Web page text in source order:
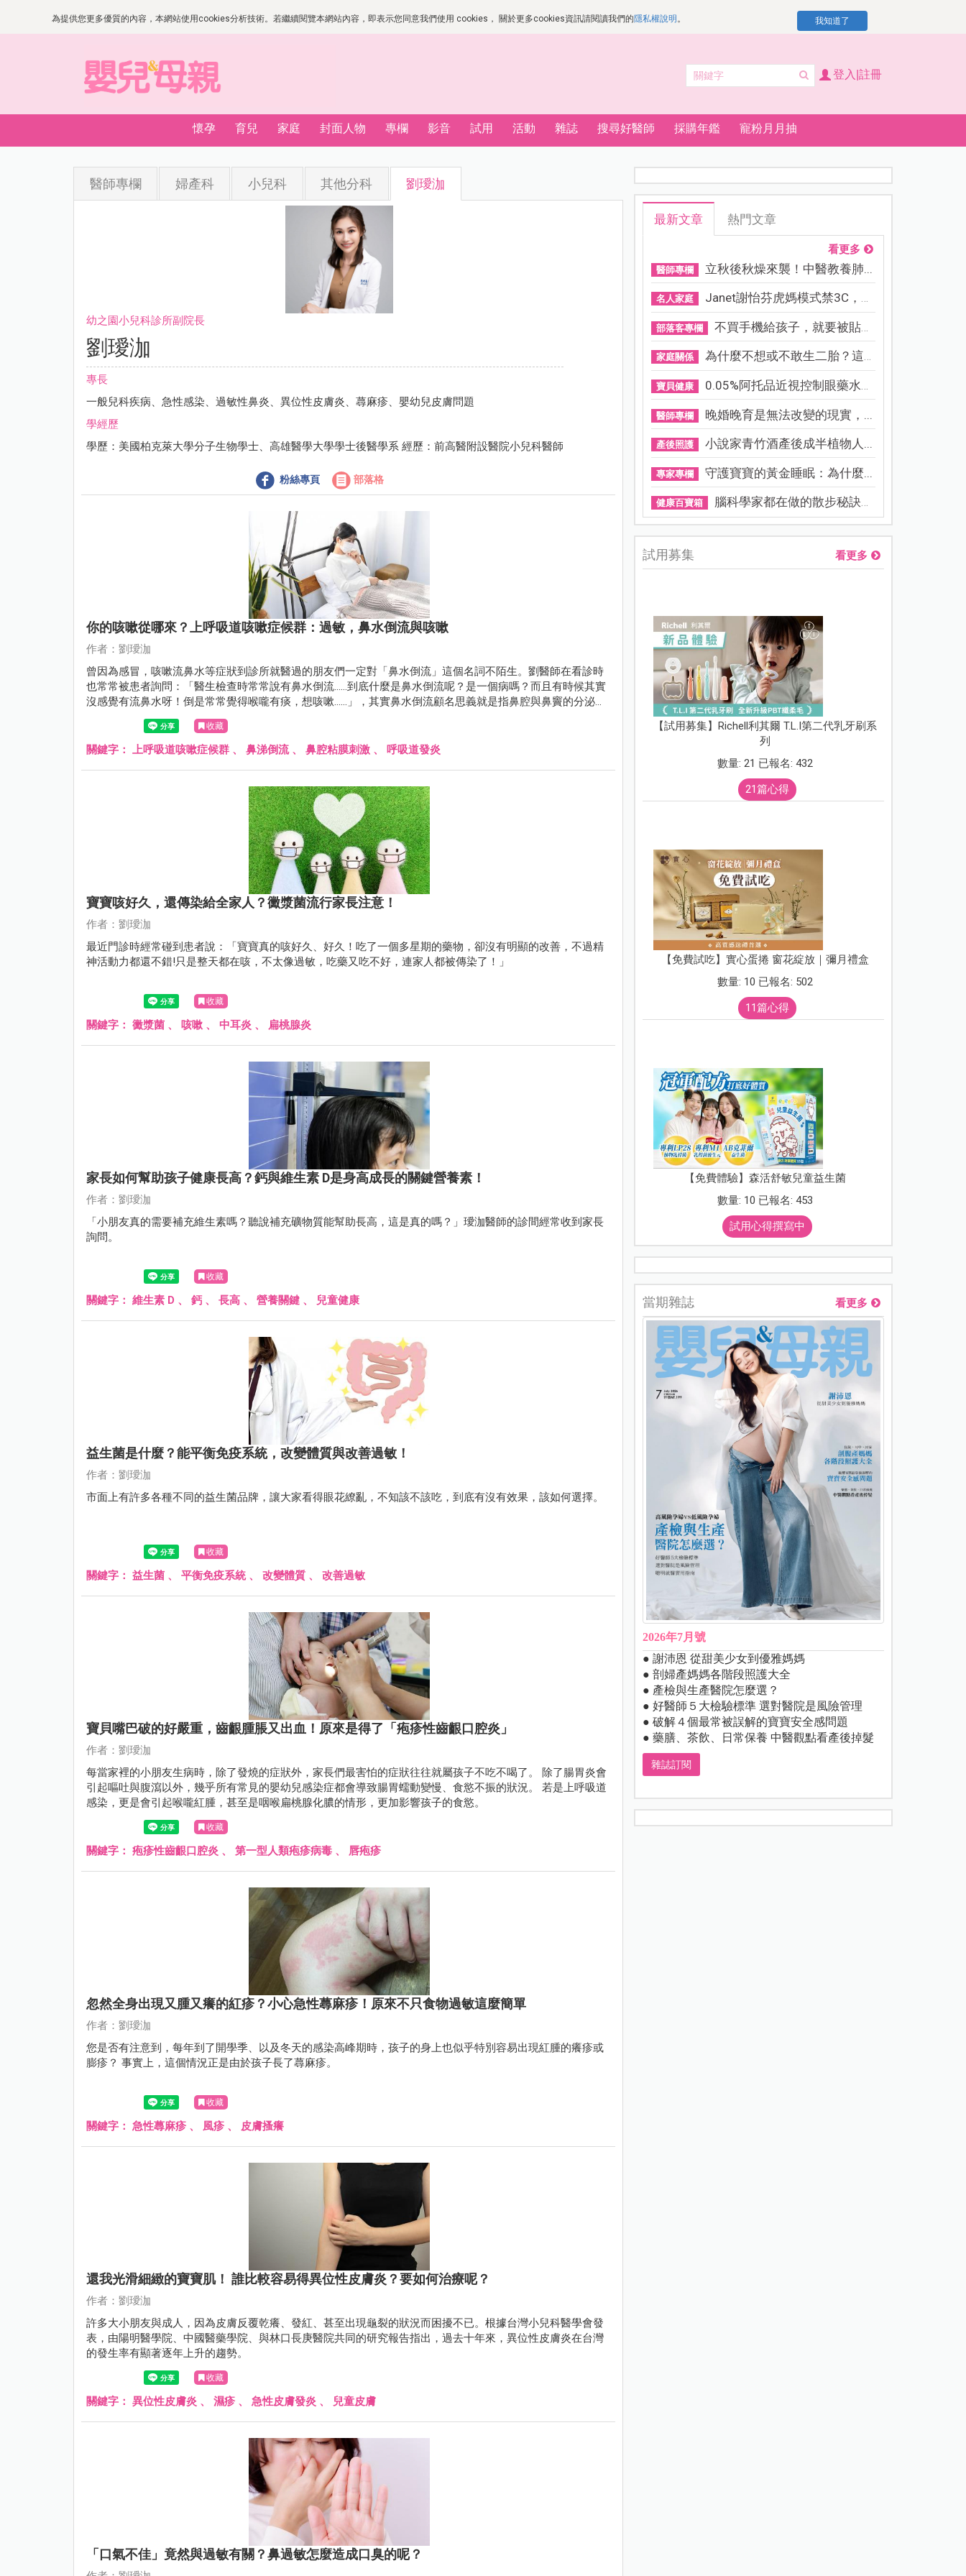
為提供您更多優質的內容，本網站使用cookies分析技術。若繼續閱覽本網站內容，即表示您同意我們使用 cookies， 關於更多cookies資訊請閱讀我們的隱私權說明 。 我知道了
登入|註冊
懷孕 育兒 家庭 封面人物 專欄 影音 試用 活動 雜誌 搜尋好醫師 採購年鑑 寵粉月月抽
醫師專欄 婦產科 小兒科 其他分科 劉璦泇
幼之園小兒科診所副院長
劉璦泇
專長
一般兒科疾病、急性感染、過敏性鼻炎、異位性皮膚炎、蕁麻疹、嬰幼兒皮膚問題
學經歷
學歷：美國柏克萊大學分子生物學士、高雄醫學大學學士後醫學系 經歷：前高醫附設醫院小兒科醫師
粉絲專頁 部落格
你的咳嗽從哪來？上呼吸道咳嗽症候群：過敏，鼻水倒流與咳嗽
作者：劉璦泇
曾因為感冒，咳嗽流鼻水等症狀到診所就醫過的朋友們一定對「鼻水倒流」這個名詞不陌生。劉醫師在看診時
也常常被患者詢問：「醫生檢查時常常說有鼻水倒流......到底什麼是鼻水倒流呢？是一個病嗎？而且有時候其實
沒感覺有流鼻水呀！倒是常常覺得喉嚨有痰，想咳嗽......」，其實鼻水倒流顧名思義就是指鼻腔與鼻竇的分泌物
往後滲，倒流至咽喉的一個正常生理現象。
收藏
關鍵字： 上呼吸道咳嗽症候群 、 鼻涕倒流、 鼻腔粘膜刺激 、 呼吸道發炎
寶寶咳好久，還傳染給全家人？黴漿菌流行家長注意！
作者：劉璦泇
最近門診時經常碰到患者說：「寶寶真的咳好久、好久！吃了一個多星期的藥物，卻沒有明顯的改善，不過精
神活動力都還不錯!只是整天都在咳，不太像過敏，吃藥又吃不好，連家人都被傳染了！」
收藏
關鍵字： 黴漿菌 、 咳嗽 、 中耳炎 、 扁桃腺炎
家長如何幫助孩子健康長高？鈣與維生素 D是身高成長的關鍵營養素！
作者：劉璦泇
「小朋友真的需要補充維生素嗎？聽說補充礦物質能幫助長高，這是真的嗎？」璦泇醫師的診間經常收到家長
詢問。
收藏
關鍵字： 維生素 D 、 鈣、 長高 、 營養關鍵 、 兒童健康
益生菌是什麼？能平衡免疫系統，改變體質與改善過敏！
作者：劉璦泇
市面上有許多各種不同的益生菌品牌，讓大家看得眼花繚亂，不知該不該吃，到底有沒有效果，該如何選擇。
收藏
關鍵字： 益生菌 、 平衡免疫系統、 改變體質 、 改善過敏
寶貝嘴巴破的好嚴重，齒齦腫脹又出血！原來是得了「疱疹性齒齦口腔炎」
作者：劉璦泇
每當家裡的小朋友生病時，除了發燒的症狀外，家長們最害怕的症狀往往就屬孩子不吃不喝了。 除了腸胃炎會
引起嘔吐與腹瀉以外，幾乎所有常見的嬰幼兒感染症都會導致腸胃蠕動變慢、食慾不振的狀況。 若是上呼吸道
感染，更是會引起喉嚨紅腫，甚至是咽喉扁桃腺化膿的情形，更加影響孩子的食慾。
收藏
關鍵字： 疱疹性齒齦口腔炎 、 第一型人類疱疹病毒 、 唇疱疹
忽然全身出現又腫又癢的紅疹？小心急性蕁麻疹！原來不只食物過敏這麼簡單
作者：劉璦泇
您是否有注意到，每年到了開學季、以及冬天的感染高峰期時，孩子的身上也似乎特別容易出現紅腫的癢疹或
膨疹？ 事實上，這個情況正是由於孩子長了蕁麻疹。
收藏
關鍵字： 急性蕁麻疹 、 風疹 、 皮膚搔癢
還我光滑細緻的寶寶肌！ 誰比較容易得異位性皮膚炎？要如何治療呢？
作者：劉璦泇
許多大小朋友與成人，因為皮膚反覆乾癢、發紅、甚至出現龜裂的狀況而困擾不已。根據台灣小兒科醫學會發
表，由陽明醫學院、中國醫藥學院、與林口長庚醫院共同的研究報告指出，過去十年來，異位性皮膚炎在台灣
的發生率有顯著逐年上升的趨勢。
收藏
關鍵字： 異位性皮膚炎 、 濕疹 、 急性皮膚發炎 、 兒童皮膚
「口氣不佳」竟然與過敏有關？鼻過敏怎麼造成口臭的呢？
最新文章 熱門文章
看更多
醫師專欄 立秋後秋燥來襲！中醫教養肺...
名人家庭 Janet謝怡芬虎媽模式禁3C，看...
部落客專欄 不買手機給孩子，就要被貼「...
家庭關係 為什麼不想或不敢生二胎？這8...
寶貝健康 0.05%阿托品近視控制眼藥水納...
醫師專欄 晚婚晚育是無法改變的現實，...
產後照護 小說家青竹酒產後成半植物人...
專家專欄 守護寶寶的黃金睡眠：為什麼...
健康百寶箱 腦科學家都在做的散步秘訣！...
試用募集 看更多
【試用募集】Richell利其爾 T.L.I第二代乳牙刷系
列
數量: 21 已報名: 432
21篇心得
【免費試吃】實心蛋捲 窗花綻放｜彌月禮盒
數量: 10 已報名: 502
11篇心得
【免費體驗】森活舒敏兒童益生菌
數量: 10 已報名: 453
試用心得撰寫中
當期雜誌 看更多
2026年7月號
● 謝沛恩 從甜美少女到優雅媽媽
● 剖婦產媽媽各階段照護大全
● 產檢與生產醫院怎麼選？
● 好醫師５大檢驗標準 選對醫院是風險管理
● 破解４個最常被誤解的寶寶安全感問題
● 藥膳、茶飲、日常保養 中醫觀點看產後掉髮
雜誌訂閱